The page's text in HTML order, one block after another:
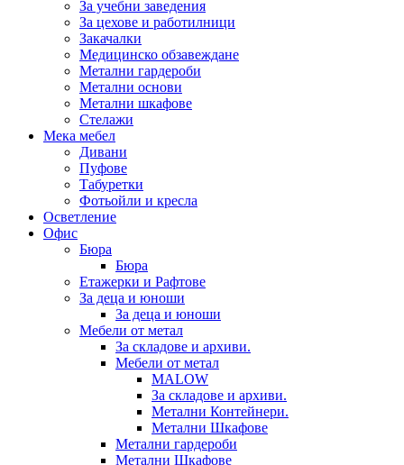
За учебни заведения
За цехове и работилници
Закачалки
Медицинско обзавеждане
Метални гардероби
Метални основи
Метални шкафове
Стелажи
Мека мебел
Дивани
Пуфове
Табуретки
Фотьойли и кресла
Осветление
Офис
Бюра
Бюра
Етажерки и Рафтове
За деца и юноши
За деца и юноши
Мебели от метал
За складове и архиви.
Мебели от метал
MALOW
За складове и архиви.
Метални Контейнери.
Метални Шкафове
Метални гардероби
Метални Шкафове